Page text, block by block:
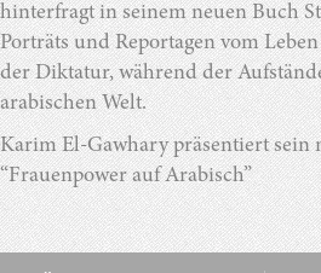
hinterfragt in seinem neuen Buch
Porträts und Reportagen vom
der Diktatur, während der
arabischen Welt.
Karim El-Gawhary präsentiert sein
“Frauenpower auf Arabisch”